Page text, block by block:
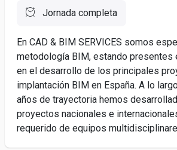
Jornada completa
En CAD & BIM SERVICES somos
metodología BIM, estando presentes
en el desarrollo de los principales
implantación BIM en España. A lo
años de trayectoria hemos
proyectos nacionales e
requerido de equipos